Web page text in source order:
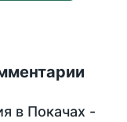
в Покачах -